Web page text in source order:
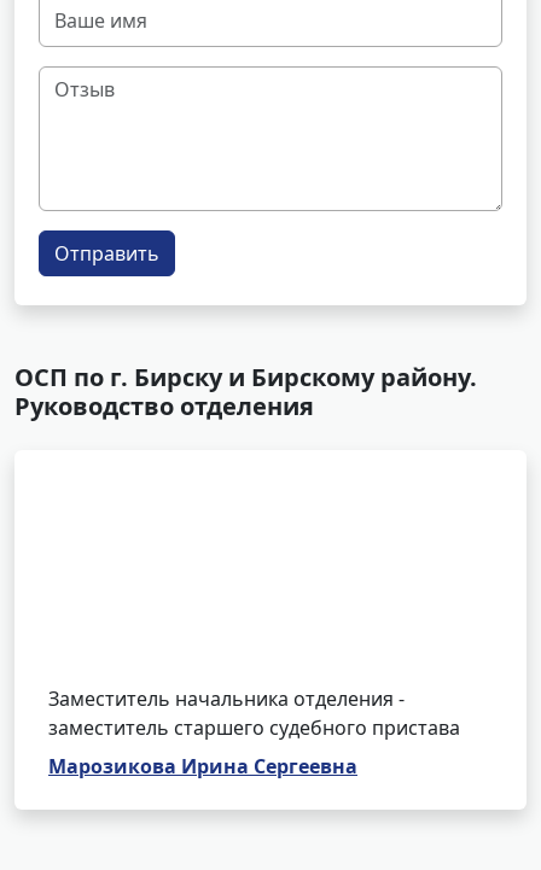
Отправить
ОСП по г. Бирску и Бирскому району.
Руководство отделения
Заместитель начальника отделения -
заместитель старшего судебного пристава
Марозикова Ирина Сергеевна